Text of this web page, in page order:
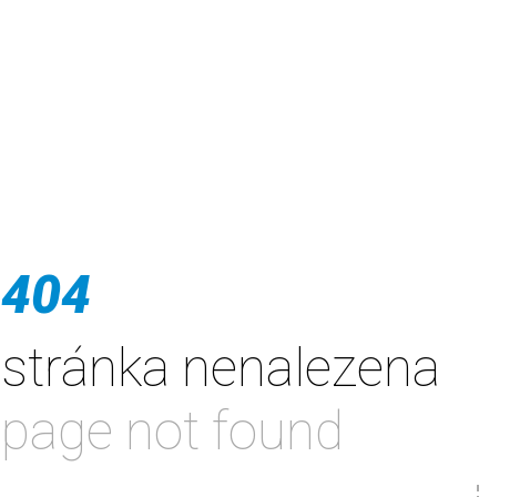
404
stránka nenalezena
page not found